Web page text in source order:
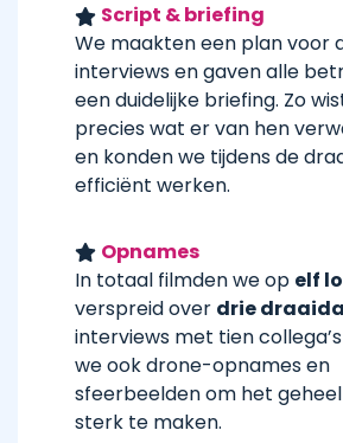
Script & briefing
We maakten een plan voor
interviews en gaven alle
een duidelijke briefing. Zo
precies wat er van hen
en konden we tijdens de
efficiënt werken.
Opnames
In totaal filmden we op elf
verspreid over drie
interviews met tien
we ook drone-opnames en
sfeerbeelden om het
sterk te maken.